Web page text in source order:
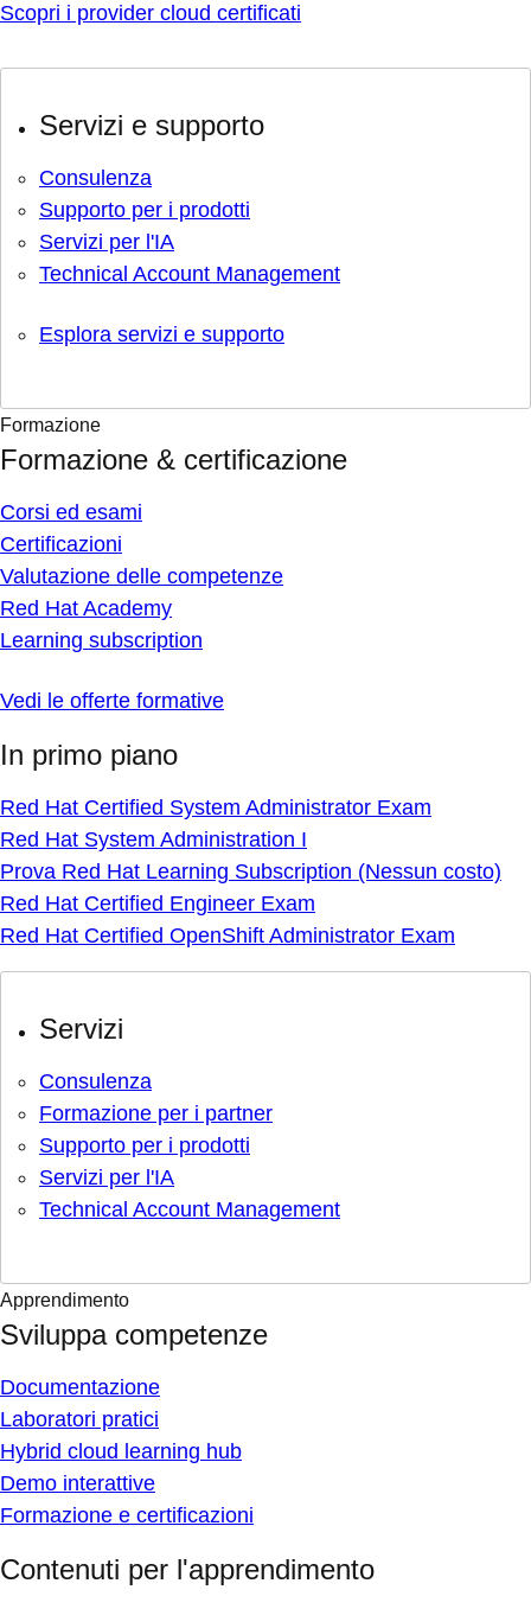
Scopri i provider cloud certificati
Servizi e supporto
Consulenza
Supporto per i prodotti
Servizi per l'IA
Technical Account Management
Esplora servizi e supporto
Formazione
Formazione & certificazione
Corsi ed esami
Certificazioni
Valutazione delle competenze
Red Hat Academy
Learning subscription
Vedi le offerte formative
In primo piano
Red Hat Certified System Administrator Exam
Red Hat System Administration I
Prova Red Hat Learning Subscription (Nessun costo)
Red Hat Certified Engineer Exam
Red Hat Certified OpenShift Administrator Exam
Servizi
Consulenza
Formazione per i partner
Supporto per i prodotti
Servizi per l'IA
Technical Account Management
Apprendimento
Sviluppa competenze
Documentazione
Laboratori pratici
Hybrid cloud learning hub
Demo interattive
Formazione e certificazioni
Contenuti per l'apprendimento